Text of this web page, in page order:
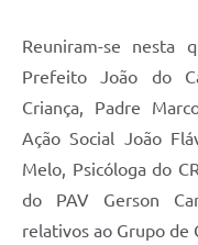
Reuniram-se nesta
Prefeito João do
Criança, Padre
Ação Social João
Melo, Psicóloga do
do PAV Gerson
relativos ao Grupo de